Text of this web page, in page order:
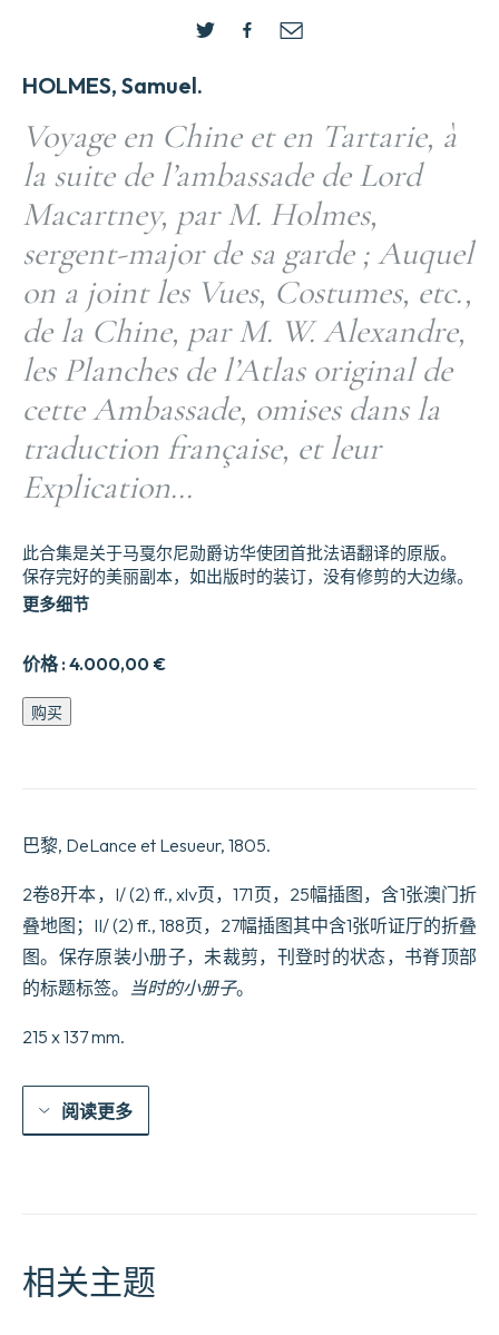
HOLMES, Samuel.
Voyage en Chine et en Tartarie, à
la suite de l’ambassade de Lord
Macartney, par M. Holmes,
sergent-major de sa garde ; Auquel
on a joint les Vues, Costumes, etc.,
de la Chine, par M. W. Alexandre,
les Planches de l’Atlas original de
cette Ambassade, omises dans la
traduction française, et leur
Explication…
价格 :4.000,00 €
此合集是关于马戛尔尼勋爵访华使团首批法语翻译的原版。
保存完好的美丽副本，如出版时的装订，没有修剪的大边缘。
更多细节
Voyage
en
la
de
l9ambassade
de
Lord
Macartney,
par
Holmes,
sergent-
de
garde
Vues,
Costumes,
购买
巴黎, DeLance et Lesueur, 1805.
2卷8开本，I/ (2) ff., xlv页，171页，25幅插图，含1张澳门折
叠地图；II/ (2) ff., 188页，27幅插图其中含1张听证厅的折叠
图。保存原装小册子，未裁剪，刊登时的状态，书脊顶部
的标题标签。
当时的小册子。
215 x 137 mm.
阅读更多
相关主题